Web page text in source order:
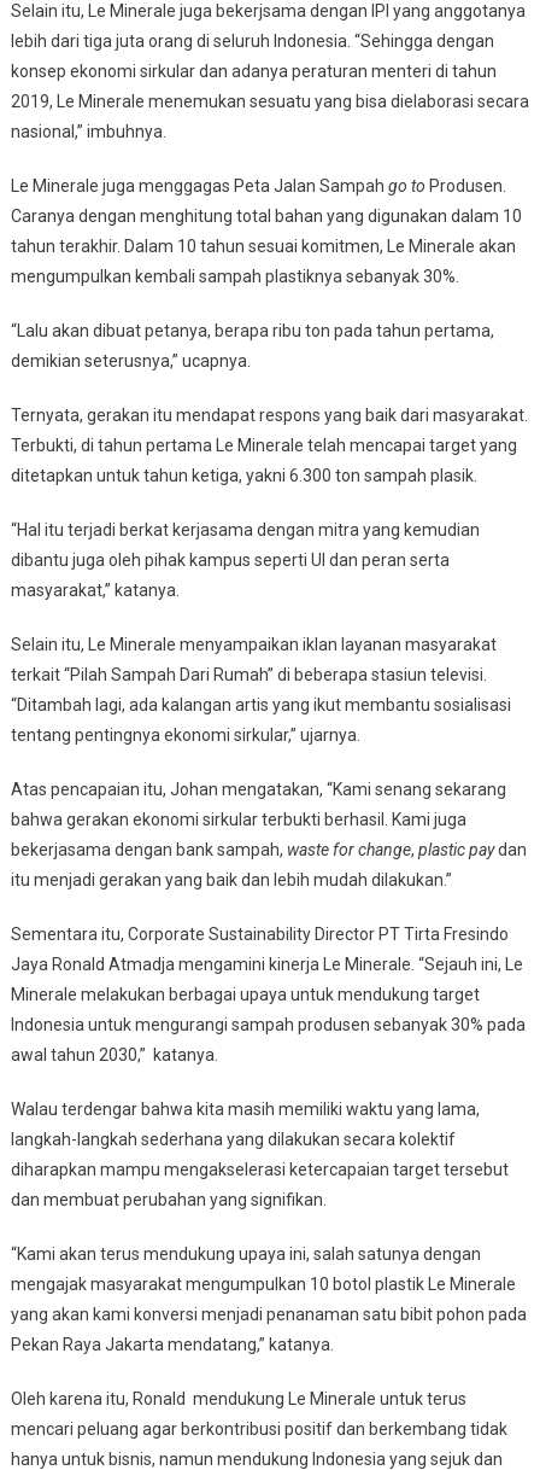
Selain itu, Le Minerale juga bekerjsama dengan IPI yang anggotanya
lebih dari tiga juta orang di seluruh Indonesia. “Sehingga dengan
konsep ekonomi sirkular dan adanya peraturan menteri di tahun
2019, Le Minerale menemukan sesuatu yang bisa dielaborasi secara
nasional,” imbuhnya.
Le Minerale juga menggagas Peta Jalan Sampah go to Produsen.
Caranya dengan menghitung total bahan yang digunakan dalam 10
tahun terakhir. Dalam 10 tahun sesuai komitmen, Le Minerale akan
mengumpulkan kembali sampah plastiknya sebanyak 30%.
“Lalu akan dibuat petanya, berapa ribu ton pada tahun pertama,
demikian seterusnya,” ucapnya.
Ternyata, gerakan itu mendapat respons yang baik dari masyarakat.
Terbukti, di tahun pertama Le Minerale telah mencapai target yang
ditetapkan untuk tahun ketiga, yakni 6.300 ton sampah plasik.
“Hal itu terjadi berkat kerjasama dengan mitra yang kemudian
dibantu juga oleh pihak kampus seperti UI dan peran serta
masyarakat,” katanya.
Selain itu, Le Minerale menyampaikan iklan layanan masyarakat
terkait “Pilah Sampah Dari Rumah” di beberapa stasiun televisi.
“Ditambah lagi, ada kalangan artis yang ikut membantu sosialisasi
tentang pentingnya ekonomi sirkular,” ujarnya.
Atas pencapaian itu, Johan mengatakan, “Kami senang sekarang
bahwa gerakan ekonomi sirkular terbukti berhasil. Kami juga
bekerjasama dengan bank sampah, waste for change, plastic paydan
itu menjadi gerakan yang baik dan lebih mudah dilakukan.”
Sementara itu, Corporate Sustainability Director PT Tirta Fresindo
Jaya Ronald Atmadja mengamini kinerja Le Minerale. “Sejauh ini, Le
Minerale melakukan berbagai upaya untuk mendukung target
Indonesia untuk mengurangi sampah produsen sebanyak 30% pada
awal tahun 2030,” katanya.
Walau terdengar bahwa kita masih memiliki waktu yang lama,
langkah-langkah sederhana yang dilakukan secara kolektif
diharapkan mampu mengakselerasi ketercapaian target tersebut
dan membuat perubahan yang signifikan.
“Kami akan terus mendukung upaya ini, salah satunya dengan
mengajak masyarakat mengumpulkan 10 botol plastik Le Minerale
yang akan kami konversi menjadi penanaman satu bibit pohon pada
Pekan Raya Jakarta mendatang,” katanya.
Oleh karena itu, Ronald mendukung Le Minerale untuk terus
mencari peluang agar berkontribusi positif dan berkembang tidak
hanya untuk bisnis, namun mendukung Indonesia yang sejuk dan